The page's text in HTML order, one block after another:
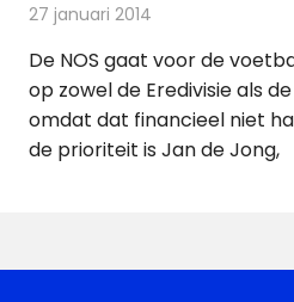
27 januari 2014
De NOS gaat voor de
op zowel de Eredivisie als
omdat dat financieel niet
de prioriteit is Jan de Jong,